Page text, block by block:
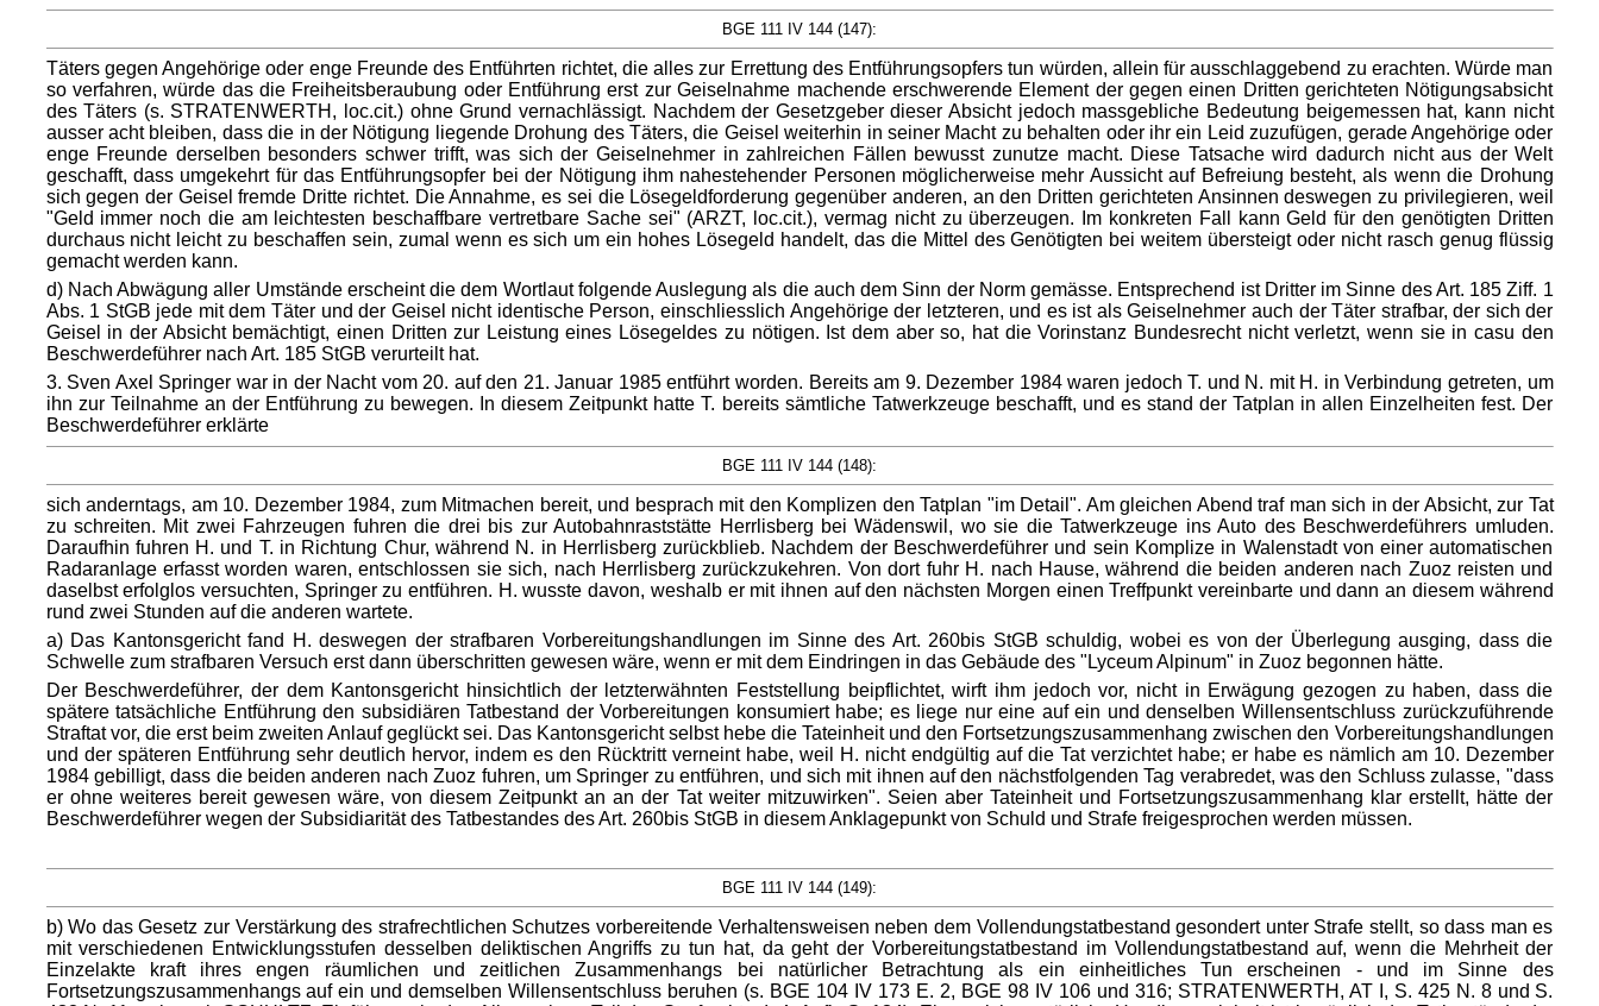
BGE 111 IV 144 (147):
Täters gegen Angehörige oder enge Freunde des Entführten richtet, die alles zur Errettung des Entführungsopfers tun würden, allein für ausschlaggebend zu erachten. Würde man
so verfahren, würde das die Freiheitsberaubung oder Entführung erst zur Geiselnahme machende erschwerende Element der gegen einen Dritten gerichteten Nötigungsabsicht
des Täters (s. STRATENWERTH, loc.cit.) ohne Grund vernachlässigt. Nachdem der Gesetzgeber dieser Absicht jedoch massgebliche Bedeutung beigemessen hat, kann nicht
ausser acht bleiben, dass die in der Nötigung liegende Drohung des Täters, die Geisel weiterhin in seiner Macht zu behalten oder ihr ein Leid zuzufügen, gerade Angehörige oder
enge Freunde derselben besonders schwer trifft, was sich der Geiselnehmer in zahlreichen Fällen bewusst zunutze macht. Diese Tatsache wird dadurch nicht aus der Welt
geschafft, dass umgekehrt für das Entführungsopfer bei der Nötigung ihm nahestehender Personen möglicherweise mehr Aussicht auf Befreiung besteht, als wenn die Drohung
sich gegen der Geisel fremde Dritte richtet. Die Annahme, es sei die Lösegeldforderung gegenüber anderen, an den Dritten gerichteten Ansinnen deswegen zu privilegieren, weil
"Geld immer noch die am leichtesten beschaffbare vertretbare Sache sei" (ARZT, loc.cit.), vermag nicht zu überzeugen. Im konkreten Fall kann Geld für den genötigten Dritten
durchaus nicht leicht zu beschaffen sein, zumal wenn es sich um ein hohes Lösegeld handelt, das die Mittel des Genötigten bei weitem übersteigt oder nicht rasch genug flüssig
gemacht werden kann.
d) Nach Abwägung aller Umstände erscheint die dem Wortlaut folgende Auslegung als die auch dem Sinn der Norm gemässe. Entsprechend ist Dritter im Sinne des Art. 185 Ziff. 1
Abs. 1 StGB jede mit dem Täter und der Geisel nicht identische Person, einschliesslich Angehörige der letzteren, und es ist als Geiselnehmer auch der Täter strafbar, der sich der
Geisel in der Absicht bemächtigt, einen Dritten zur Leistung eines Lösegeldes zu nötigen. Ist dem aber so, hat die Vorinstanz Bundesrecht nicht verletzt, wenn sie in casu den
Beschwerdeführer nach Art. 185 StGB verurteilt hat.
3. Sven Axel Springer war in der Nacht vom 20. auf den 21. Januar 1985 entführt worden. Bereits am 9. Dezember 1984 waren jedoch T. und N. mit H. in Verbindung getreten, um
ihn zur Teilnahme an der Entführung zu bewegen. In diesem Zeitpunkt hatte T. bereits sämtliche Tatwerkzeuge beschafft, und es stand der Tatplan in allen Einzelheiten fest. Der
Beschwerdeführer erklärte
BGE 111 IV 144 (148):
sich anderntags, am 10. Dezember 1984, zum Mitmachen bereit, und besprach mit den Komplizen den Tatplan "im Detail". Am gleichen Abend traf man sich in der Absicht, zur Tat
zu schreiten. Mit zwei Fahrzeugen fuhren die drei bis zur Autobahnraststätte Herrlisberg bei Wädenswil, wo sie die Tatwerkzeuge ins Auto des Beschwerdeführers umluden.
Daraufhin fuhren H. und T. in Richtung Chur, während N. in Herrlisberg zurückblieb. Nachdem der Beschwerdeführer und sein Komplize in Walenstadt von einer automatischen
Radaranlage erfasst worden waren, entschlossen sie sich, nach Herrlisberg zurückzukehren. Von dort fuhr H. nach Hause, während die beiden anderen nach Zuoz reisten und
daselbst erfolglos versuchten, Springer zu entführen. H. wusste davon, weshalb er mit ihnen auf den nächsten Morgen einen Treffpunkt vereinbarte und dann an diesem während
rund zwei Stunden auf die anderen wartete.
a) Das Kantonsgericht fand H. deswegen der strafbaren Vorbereitungshandlungen im Sinne des Art. 260bis StGB schuldig, wobei es von der Überlegung ausging, dass die
Schwelle zum strafbaren Versuch erst dann überschritten gewesen wäre, wenn er mit dem Eindringen in das Gebäude des "Lyceum Alpinum" in Zuoz begonnen hätte.
Der Beschwerdeführer, der dem Kantonsgericht hinsichtlich der letzterwähnten Feststellung beipflichtet, wirft ihm jedoch vor, nicht in Erwägung gezogen zu haben, dass die
spätere tatsächliche Entführung den subsidiären Tatbestand der Vorbereitungen konsumiert habe; es liege nur eine auf ein und denselben Willensentschluss zurückzuführende
Straftat vor, die erst beim zweiten Anlauf geglückt sei. Das Kantonsgericht selbst hebe die Tateinheit und den Fortsetzungszusammenhang zwischen den Vorbereitungshandlungen
und der späteren Entführung sehr deutlich hervor, indem es den Rücktritt verneint habe, weil H. nicht endgültig auf die Tat verzichtet habe; er habe es nämlich am 10. Dezember
1984 gebilligt, dass die beiden anderen nach Zuoz fuhren, um Springer zu entführen, und sich mit ihnen auf den nächstfolgenden Tag verabredet, was den Schluss zulasse, "dass
er ohne weiteres bereit gewesen wäre, von diesem Zeitpunkt an an der Tat weiter mitzuwirken". Seien aber Tateinheit und Fortsetzungszusammenhang klar erstellt, hätte der
Beschwerdeführer wegen der Subsidiarität des Tatbestandes des Art. 260bis StGB in diesem Anklagepunkt von Schuld und Strafe freigesprochen werden müssen.
BGE 111 IV 144 (149):
b) Wo das Gesetz zur Verstärkung des strafrechtlichen Schutzes vorbereitende Verhaltensweisen neben dem Vollendungstatbestand gesondert unter Strafe stellt, so dass man es
mit verschiedenen Entwicklungsstufen desselben deliktischen Angriffs zu tun hat, da geht der Vorbereitungstatbestand im Vollendungstatbestand auf, wenn die Mehrheit der
Einzelakte kraft ihres engen räumlichen und zeitlichen Zusammenhangs bei natürlicher Betrachtung als ein einheitliches Tun erscheinen - und im Sinne des
Fortsetzungszusammenhangs auf ein und demselben Willensentschluss beruhen (s. BGE 104 IV 173 E. 2, BGE 98 IV 106 und 316; STRATENWERTH, AT I, S. 425 N. 8 und S.